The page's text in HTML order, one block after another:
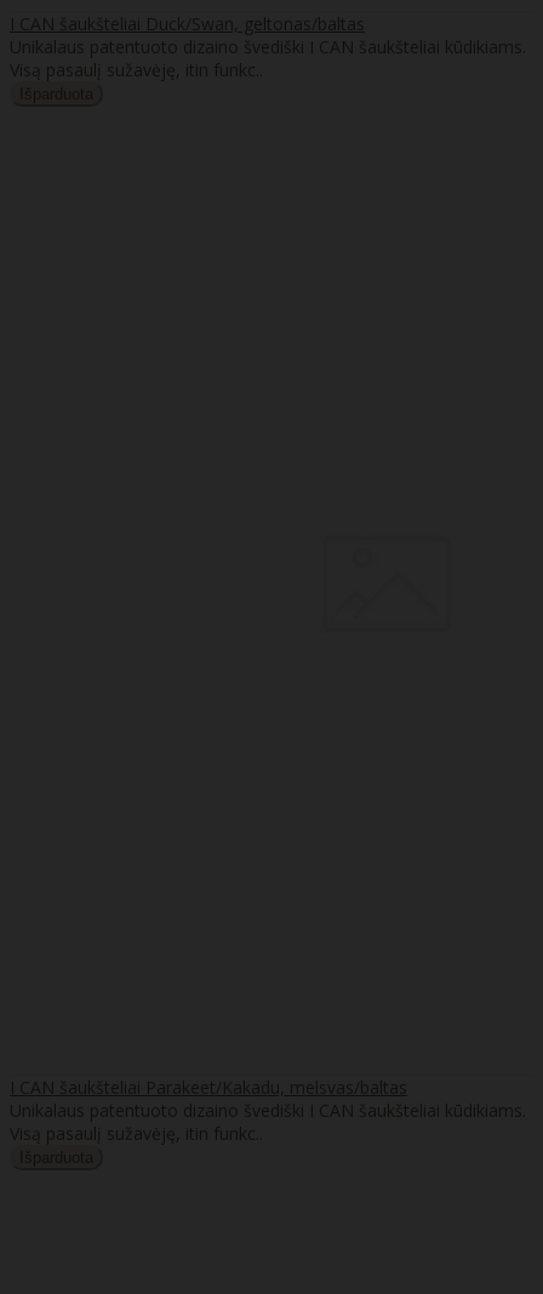
I CAN šaukšteliai Duck/Swan, geltonas/baltas
Unikalaus patentuoto dizaino švediški I CAN šaukšteliai kūdikiams.
Visą pasaulį sužavėję, itin funkc..
I CAN šaukšteliai Parakeet/Kakadu, melsvas/baltas
Unikalaus patentuoto dizaino švediški I CAN šaukšteliai kūdikiams.
Visą pasaulį sužavėję, itin funkc..